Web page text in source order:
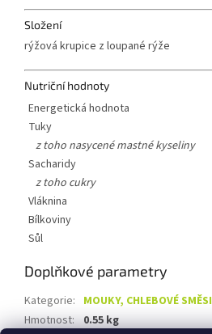
Složení
rýžová krupice z loupané rýže
Nutriční hodnoty
Energetická hodnota
Tuky
z toho nasycené mastné kyseliny
Sacharidy
z toho cukry
Vláknina
Bílkoviny
Sůl
Doplňkové parametry
Kategorie: MOUKY, CHLEBOVÉ SMĚSI
Hmotnost: 0.55 kg